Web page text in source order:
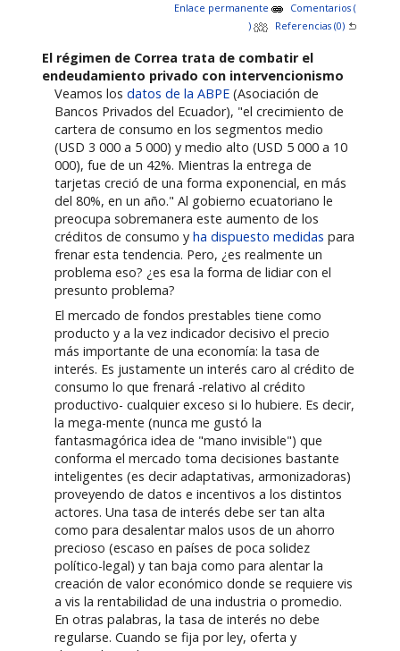
Enlace permanente
Comentarios (
)
Referencias (0)
El régimen de Correa trata de combatir el
endeudamiento privado con intervencionismo
Veamos losdatos de la ABPE (Asociación de
Bancos Privados del Ecuador), "el crecimiento de
cartera de consumo en los segmentos medio
(USD 3 000 a 5 000) y medio alto (USD 5 000 a 10
000), fue de un 42%. Mientras la entrega de
tarjetas creció de una forma exponencial, en más
del 80%, en un año." Al gobierno ecuatoriano le
preocupa sobremanera este aumento de los
créditos de consumo yha dispuesto medidas para
frenar esta tendencia. Pero, ¿es realmente un
problema eso? ¿es esa la forma de lidiar con el
presunto problema?
El mercado de fondos prestables tiene como
producto y a la vez indicador decisivo el precio
más importante de una economía: la tasa de
interés. Es justamente un interés caro al crédito de
consumo lo que frenará -relativo al crédito
productivo- cualquier exceso si lo hubiere. Es decir,
la mega-mente (nunca me gustó la
fantasmagórica idea de "mano invisible") que
conforma el mercado toma decisiones bastante
inteligentes (es decir adaptativas, armonizadoras)
proveyendo de datos e incentivos a los distintos
actores. Una tasa de interés debe ser tan alta
como para desalentar malos usos de un ahorro
precioso (escaso en países de poca solidez
político-legal) y tan baja como para alentar la
creación de valor económico donde se requiere vis
a vis la rentabilidad de una industria o promedio.
En otras palabras, la tasa de interés no debe
regularse. Cuando se fija por ley, oferta y